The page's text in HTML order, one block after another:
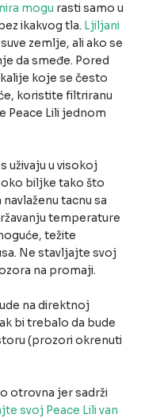
mogu rasti samo u
ikakvog tla. Ljiljani
zemlje, ali ako se
da smeđe. Pored
koje se često
koristite filtriranu
Peace Lili jednom
uživaju u visokoj
biljke tako što
tacnu sa
temperature
težite
Ne stavljajte svoj
na promaji.
na direktnoj
bi trebalo da bude
(prozori okrenuti
otrovna jer sadrži
svoj Peace Lili van